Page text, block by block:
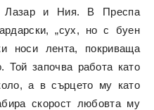
Лазар и Ния. В Преспа
„сух, но с буен
носи лента, покриваща
Той започва работа като
а в сърцето му като
скорост любовта му